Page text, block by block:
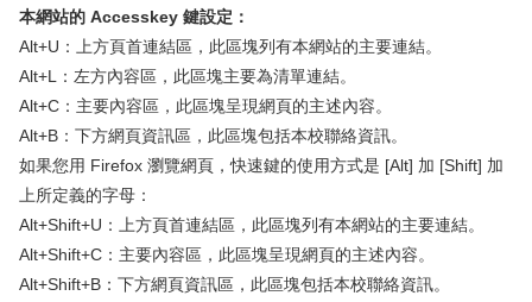
本網站的 Accesskey 鍵設定：
Alt+U：上方頁首連結區，此區塊列有本網站的主要連結。
Alt+L：左方內容區，此區塊主要為清單連結。
Alt+C：主要內容區，此區塊呈現網頁的主述內容。
Alt+B：下方網頁資訊區，此區塊包括本校聯絡資訊。
如果您用 Firefox 瀏覽網頁，快速鍵的使用方式是 [Alt] 加 [Shift] 加
上所定義的字母：
Alt+Shift+U：上方頁首連結區，此區塊列有本網站的主要連結。
Alt+Shift+C：主要內容區，此區塊呈現網頁的主述內容。
Alt+Shift+B：下方網頁資訊區，此區塊包括本校聯絡資訊。